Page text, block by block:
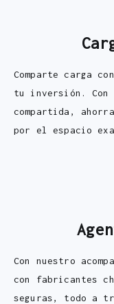
Comparte carga
tu inversión. Con
compartida,
por el espacio
Con nuestro
con fabricantes
seguras, todo a